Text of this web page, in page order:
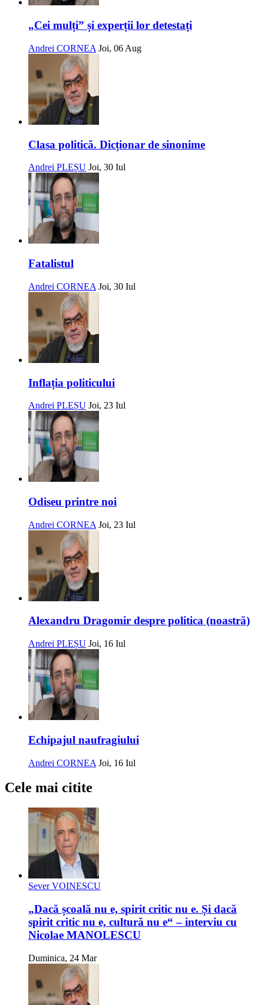
„Cei mulți” și experții lor detestați
Andrei CORNEA Joi, 06 Aug
Clasa politică. Dicționar de sinonime
Andrei PLEȘU Joi, 30 Iul
Fatalistul
Andrei CORNEA Joi, 30 Iul
Inflația politicului
Andrei PLEȘU Joi, 23 Iul
Odiseu printre noi
Andrei CORNEA Joi, 23 Iul
Alexandru Dragomir despre politica (noastră)
Andrei PLEȘU Joi, 16 Iul
Echipajul naufragiului
Andrei CORNEA Joi, 16 Iul
Cele mai citite
Sever VOINESCU
„Dacă școală nu e, spirit critic nu e. Și dacă
spirit critic nu e, cultură nu e“ – interviu cu
Nicolae MANOLESCU
Duminica, 24 Mar